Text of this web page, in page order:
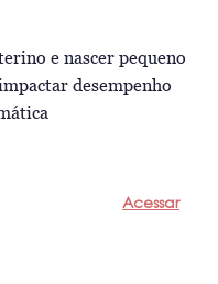
e nascer pequeno
desempenho
Acessar